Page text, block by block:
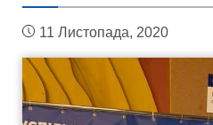
11 Листопада, 2020